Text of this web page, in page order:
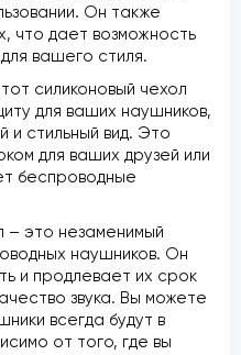
Он также
что дает возможность
вашего стиля.
силиконовый чехол
для ваших наушников,
и стильный вид. Это
для ваших друзей или
беспроводные
– это незаменимый
наушников. Он
и продлевает их срок
звука. Вы можете
всегда будут в
от того, где вы